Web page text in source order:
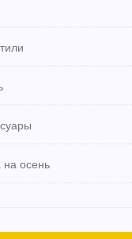
осень